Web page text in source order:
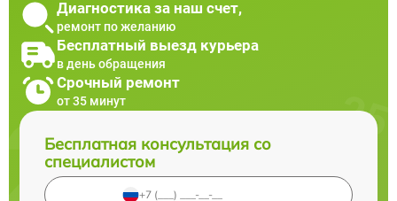
Диагностика за наш счет,
ремонт по желанию
Бесплатный выезд курьера
в день обращения
Срочный ремонт
от 35 минут
Бесплатная консультация со
специалистом